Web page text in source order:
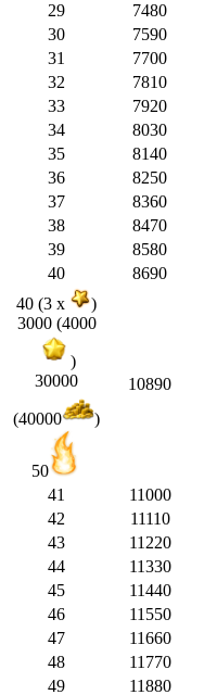
29
7480
30
7590
31
7700
32
7810
33
7920
34
8030
35
8140
36
8250
37
8360
38
8470
39
8580
40
8690
40 (3 x
)
3000 (4000
)
30000
(40000 )
50
10890
41 11000
42
11110
43
11220
44
11330
45
11440
46
11550
47
11660
48
11770
49
11880